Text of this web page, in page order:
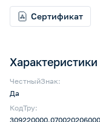
Характеристики
ЧестныйЗнак:
Да
КодТру:
Сертификат